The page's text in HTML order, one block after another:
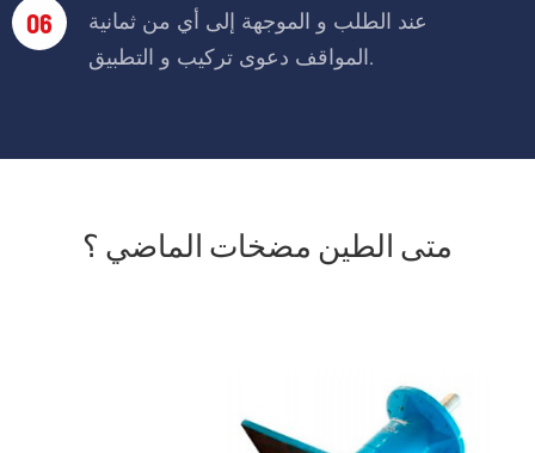
06
عند الطلب و الموجهة إلى أي من ثمانية
المواقف دعوى تركيب و التطبيق.
متى الطين مضخات الماضي ؟